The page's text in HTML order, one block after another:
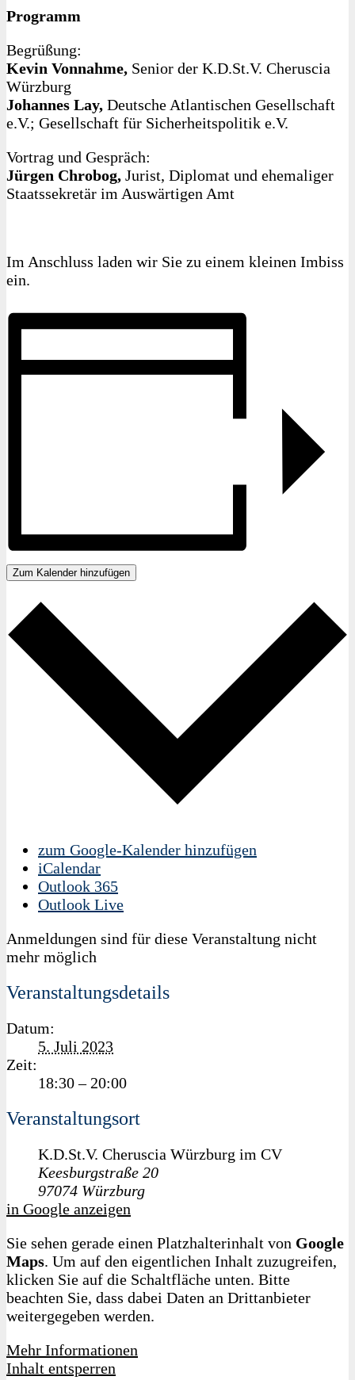
Programm
Begrüßung:
Kevin Vonnahme, Senior der K.D.St.V. Cheruscia
Würzburg
Johannes Lay, Deutsche Atlantischen Gesellschaft
e.V.; Gesellschaft für Sicherheitspolitik e.V.
Vortrag und Gespräch:
Jürgen Chrobog, Jurist, Diplomat und ehemaliger
Staatssekretär im Auswärtigen Amt
Im Anschluss laden wir Sie zu einem kleinen Imbiss
ein.
Zum Kalender hinzufügen
zum Google-Kalender hinzufügen
iCalendar
Outlook 365
Outlook Live
Anmeldungen sind für diese Veranstaltung nicht
mehr möglich
Veranstaltungsdetails
Datum:
5. Juli 2023
Zeit:
18:30 – 20:00
Veranstaltungsort
K.D.St.V. Cheruscia Würzburg im CV
Keesburgstraße 20
97074 Würzburg
in Google anzeigen
Sie sehen gerade einen Platzhalterinhalt von Google
Maps. Um auf den eigentlichen Inhalt zuzugreifen,
klicken Sie auf die Schaltfläche unten. Bitte
beachten Sie, dass dabei Daten an Drittanbieter
weitergegeben werden.
Mehr Informationen
Inhalt entsperren